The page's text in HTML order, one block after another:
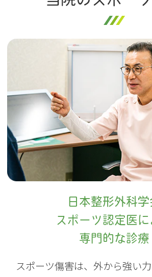
日本整形外科学
スポーツ認定医に
専門的な診療
スポーツ傷害は、外から強い